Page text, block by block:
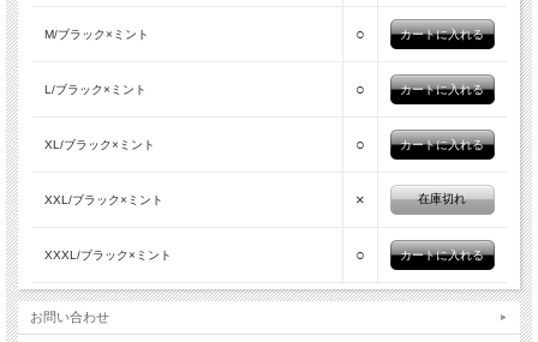
M/ブラック×ミント ○
L/ブラック×ミント ○
XL/ブラック×ミント ○
XXL/ブラック×ミント × 在庫切れ
XXXL/ブラック×ミント ○
お問い合わせ